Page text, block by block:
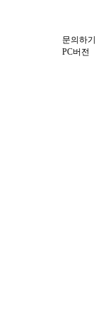
문의하기
PC버전